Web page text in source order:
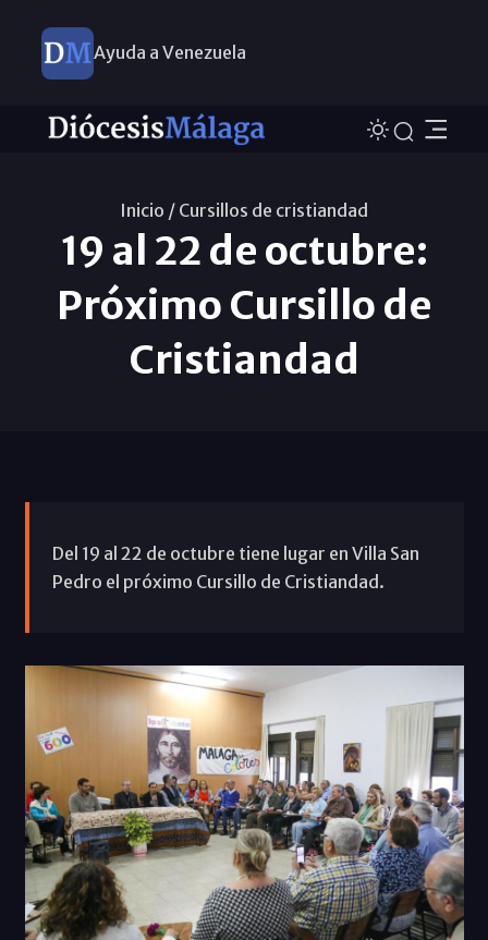
Ayuda a Venezuela
Inicio / Cursillos de cristiandad
19 al 22 de octubre:
Próximo Cursillo de
Cristiandad
Del 19 al 22 de octubre tiene lugar en Villa San
Pedro el próximo Cursillo de Cristiandad.